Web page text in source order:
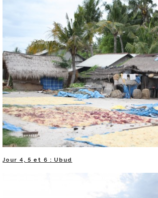
Jour 4, 5 et 6 : Ubud